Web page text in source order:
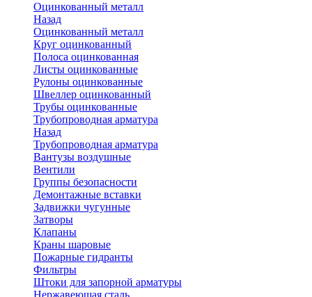
Оцинкованный металл
Назад
Оцинкованный металл
Круг оцинкованный
Полоса оцинкованная
Листы оцинкованные
Рулоны оцинкованные
Швеллер оцинкованный
Трубы оцинкованные
Трубопроводная арматура
Назад
Трубопроводная арматура
Вантузы воздушные
Вентили
Группы безопасности
Демонтажные вставки
Задвижки чугунные
Затворы
Клапаны
Краны шаровые
Пожарные гидранты
Фильтры
Штоки для запорной арматуры
Нержавеющая сталь